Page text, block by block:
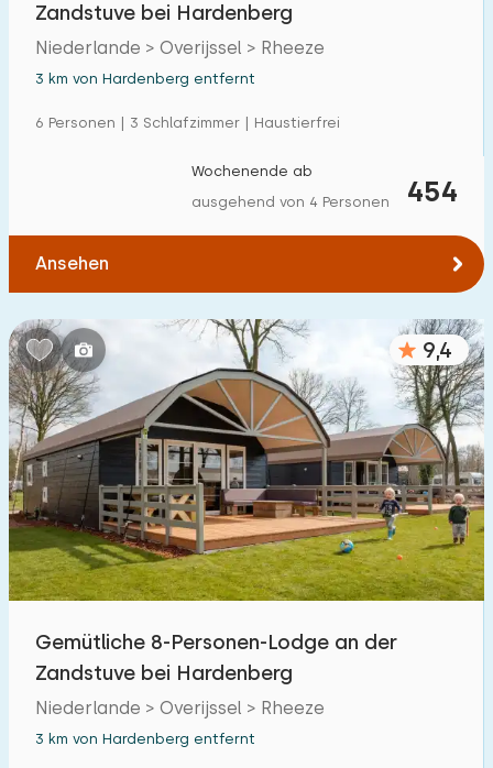
Zandstuve bei Hardenberg
Niederlande > Overijssel > Rheeze
3 km von Hardenberg entfernt
6 Personen | 3 Schlafzimmer | Haustierfrei
454
Wochenende ab
ausgehend von 4 Personen
Ansehen
9,4
Gemütliche 8-Personen-Lodge an der
Zandstuve bei Hardenberg
Niederlande > Overijssel > Rheeze
3 km von Hardenberg entfernt